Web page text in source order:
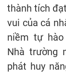
thành tích
vui của cá
niềm tự
Nhà trường
phát huy